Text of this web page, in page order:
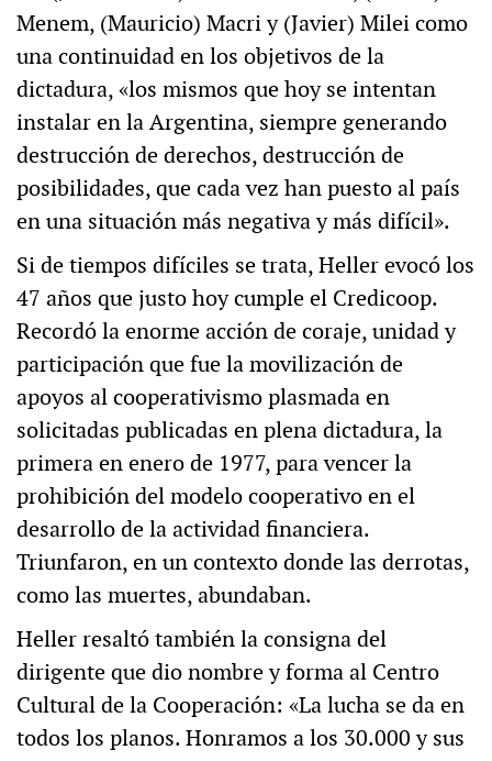
Menem, (Mauricio) Macri y (Javier) Milei como
una continuidad en los objetivos de la
dictadura, «los mismos que hoy se intentan
instalar en la Argentina, siempre generando
destrucción de derechos, destrucción de
posibilidades, que cada vez han puesto al país
en una situación más negativa y más difícil».
Si de tiempos difíciles se trata, Heller evocó los
47 años que justo hoy cumple el Credicoop.
Recordó la enorme acción de coraje, unidad y
participación que fue la movilización de
apoyos al cooperativismo plasmada en
solicitadas publicadas en plena dictadura, la
primera en enero de 1977, para vencer la
prohibición del modelo cooperativo en el
desarrollo de la actividad financiera.
Triunfaron, en un contexto donde las derrotas,
como las muertes, abundaban.
Heller resaltó también la consigna del
dirigente que dio nombre y forma al Centro
Cultural de la Cooperación: «La lucha se da en
todos los planos. Honramos a los 30.000 y sus